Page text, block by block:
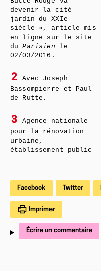
devenir la cité-
jardin du XXIe
siècle », article mis
en ligne sur le site
duParisien le
02/03/2016.
2
Avec Joseph
Bassompierre et Paul
de Rutte.
3
Agence nationale
pour la rénovation
urbaine,
établissement public
Facebook Twitter
Imprimer
Écrire un commentaire